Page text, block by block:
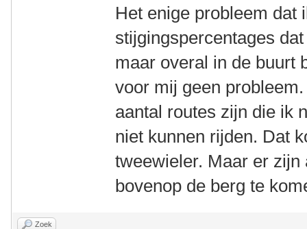
Het enige probleem dat
stijgingspercentages
maar overal in de buurt
voor mij geen
aantal routes zijn die ik
niet kunnen rijden. Dat
tweewieler. Maar er
bovenop de berg te
Zoek